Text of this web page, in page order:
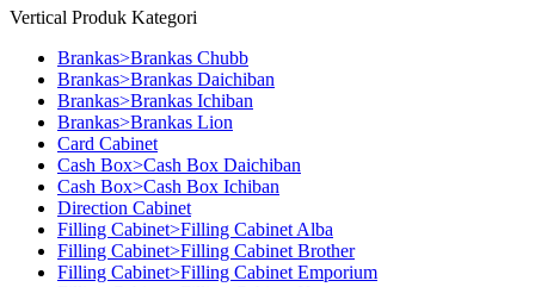
Vertical Produk Kategori
Brankas>Brankas Chubb
Brankas>Brankas Daichiban
Brankas>Brankas Ichiban
Brankas>Brankas Lion
Card Cabinet
Cash Box>Cash Box Daichiban
Cash Box>Cash Box Ichiban
Direction Cabinet
Filling Cabinet>Filling Cabinet Alba
Filling Cabinet>Filling Cabinet Brother
Filling Cabinet>Filling Cabinet Emporium